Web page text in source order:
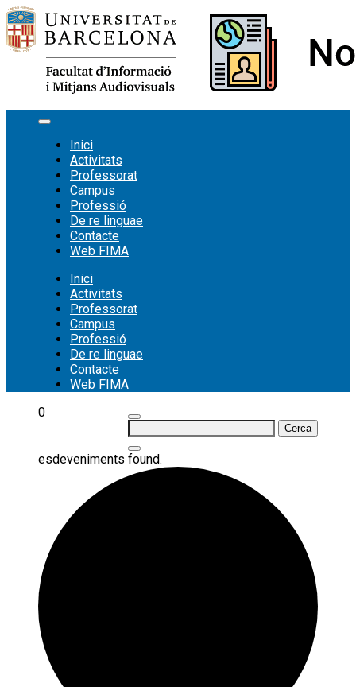
Vés
al
contingut
Inici
Activitats
Professorat
Campus
Professió
De re linguae
Contacte
Web FIMA
Inici
Activitats
Professorat
Campus
Professió
De re linguae
Contacte
Web FIMA
Cerca:
0
esdeveniments found.